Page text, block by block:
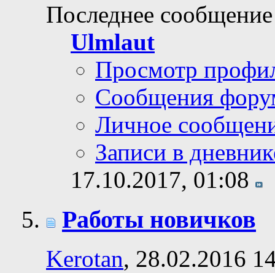
Последнее
Ulmlaut
Просмотр
Сообщения
Личное
Записи в
17.10.2017, 01:08
Работы новичков
Kerotan, 28.02.2016